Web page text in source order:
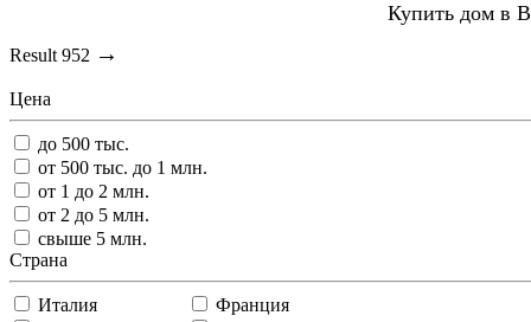
Купить дом в
Result 952 →
Цена
до 500 тыс.
от 500 тыс. до 1 млн.
от 1 до 2 млн.
от 2 до 5 млн.
свыше 5 млн.
Страна
Италия
Франция